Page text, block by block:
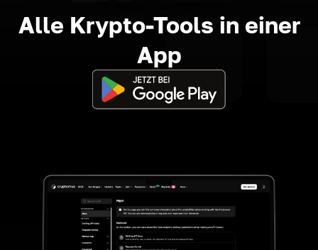
Alle Krypto-Tools in einer
App